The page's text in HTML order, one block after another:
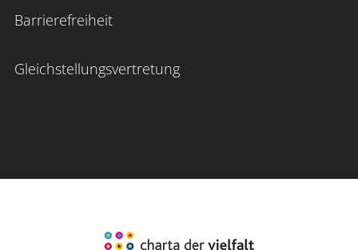
Barrierefreiheit
Gleichstellungsvertretung